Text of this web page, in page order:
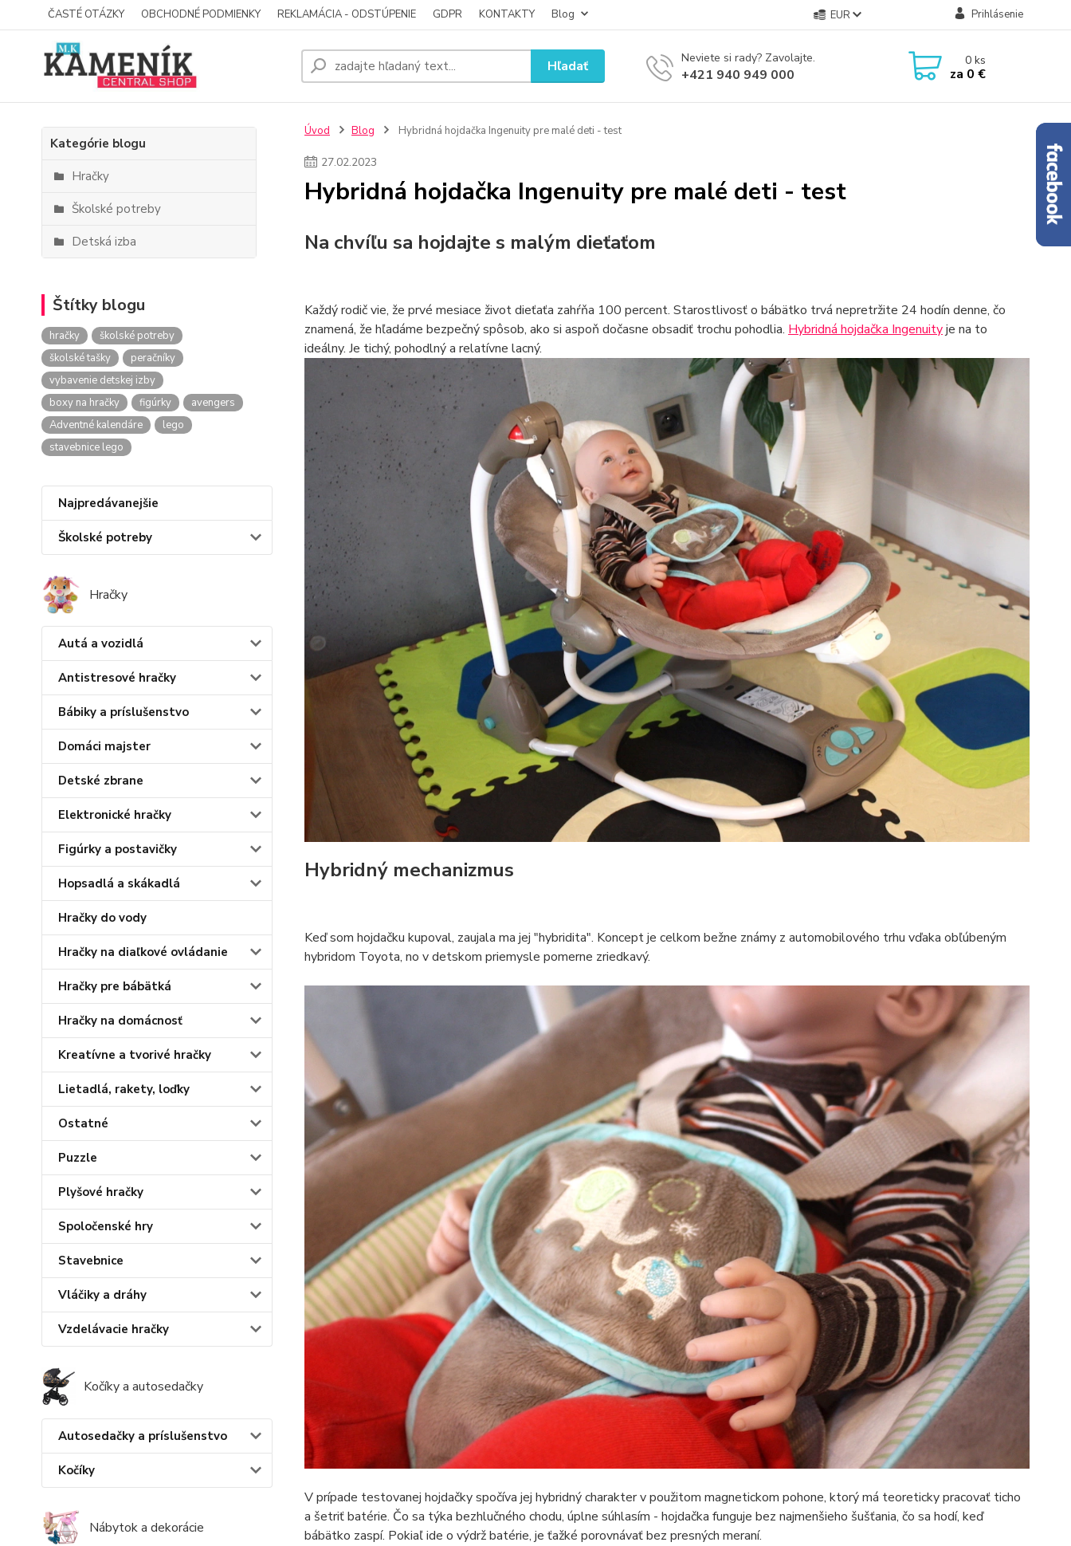
ČASTÉ OTÁZKY OBCHODNÉ PODMIENKY REKLAMÁCIA - ODSTÚPENIE GDPR KONTAKTY Blog EUR Prihlásenie
Hľadať Neviete si rady? Zavolajte.
+421 940 949 000
0ks
za 0 €
Kategórie blogu
Hračky
Školské potreby
Detská izba
Štítky blogu
hračky
školské potreby
školské tašky
peračníky
vybavenie detskej izby
boxy na hračky
figúrky
avengers
Adventné kalendáre
lego
stavebnice lego
Najpredávanejšie
Školské potreby
Hračky
Autá a vozidlá
Antistresové hračky
Bábiky a príslušenstvo
Domáci majster
Detské zbrane
Elektronické hračky
Figúrky a postavičky
Hopsadlá a skákadlá
Hračky do vody
Hračky na diaľkové ovládanie
Hračky pre bábätká
Hračky na domácnosť
Kreatívne a tvorivé hračky
Lietadlá, rakety, loďky
Ostatné
Puzzle
Plyšové hračky
Spoločenské hry
Stavebnice
Vláčiky a dráhy
Vzdelávacie hračky
Kočíky a autosedačky
Autosedačky a príslušenstvo
Kočíky
Nábytok a dekorácie
Úvod Blog Hybridná hojdačka Ingenuity pre malé deti - test
27.02.2023
Hybridná hojdačka Ingenuity pre malé deti - test
Na chvíľu sa hojdajte s malým dieťaťom
Každý rodič vie, že prvé mesiace život dieťaťa zahŕňa 100 percent. Starostlivosť o bábätko trvá nepretržite 24 hodín denne, čo
znamená, že hľadáme bezpečný spôsob, ako si aspoň dočasne obsadiť trochu pohodlia. Hybridná hojdačka Ingenuityje na to
ideálny. Je tichý, pohodlný a relatívne lacný.
Hybridný mechanizmus
Keď som hojdačku kupoval, zaujala ma jej "hybridita". Koncept je celkom bežne známy z automobilového trhu vďaka obľúbeným
hybridom Toyota, no v detskom priemysle pomerne zriedkavý.
V prípade testovanej hojdačky spočíva jej hybridný charakter v použitom magnetickom pohone, ktorý má teoreticky pracovať ticho
a šetriť batérie. Čo sa týka bezhlučného chodu, úplne súhlasím - hojdačka funguje bez najmenšieho šušťania, čo sa hodí, keď
bábätko zaspí. Pokiaľ ide o výdrž batérie, je ťažké porovnávať bez presných meraní.